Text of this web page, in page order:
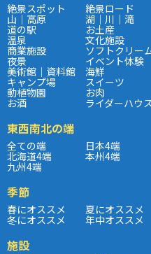
絶景スポット 絶景ロード
山｜高原 湖｜川｜滝
道の駅 お土産
温泉 文化施設
商業施設 ソフトクリー
夜景 イベント体験
美術館｜資料館 海鮮
キャンプ場 スイーツ
動植物園 お肉
お酒 ライダーハウス
東西南北の端
全ての端 日本4端
北海道4端 本州4端
九州4端
季節
春にオススメ 夏にオススメ
冬にオススメ 年中オススメ
施設